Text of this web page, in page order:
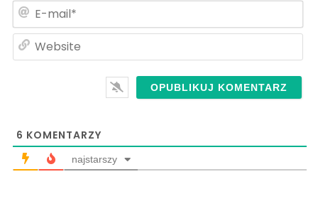
6 KOMENTARZY
najstarszy